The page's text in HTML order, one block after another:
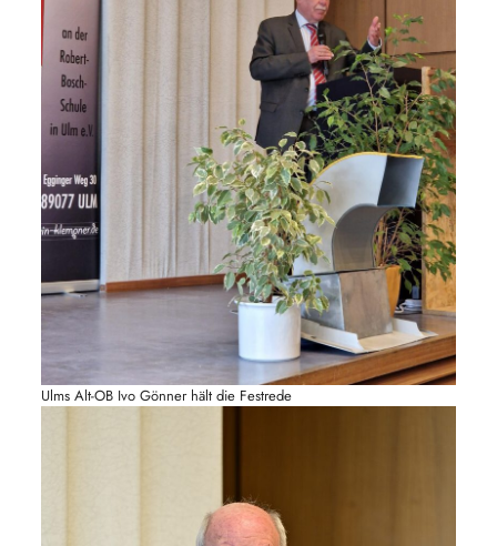
Ulms Alt-OB Ivo Gönner hält die Festrede